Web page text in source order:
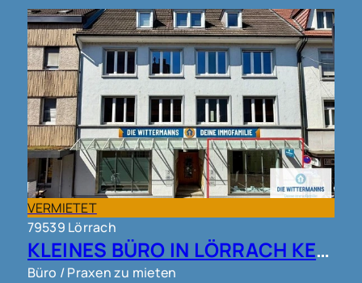
VERMIETET
79539 Lörrach
KLEINES BÜRO IN LÖRRACH KERNSTADT !!!
Büro / Praxen zu mieten